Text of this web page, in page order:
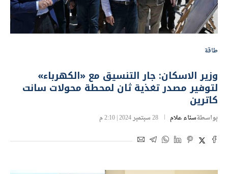
طاقة
وزير الاسكان: جار التنسيق مع «الكهرباء»
لتوفير مصدر تغذية ثان لمحطة محولات سانت
كاترين
بواسطةسناء علام 28 سبتمبر 2024 | 2:10 م